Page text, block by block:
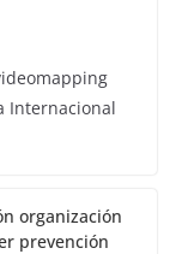
Internacional
organización
prevención